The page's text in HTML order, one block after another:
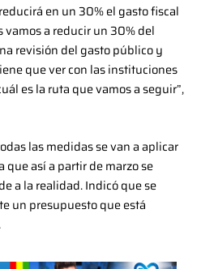
en un 30% el gasto fiscal
vamos a reducir un 30% del
revisión del gasto público y
que ver con las instituciones
es la ruta que vamos a seguir”,
las medidas se van a aplicar
así a partir de marzo se
a la realidad. Indicó que se
un presupuesto que está